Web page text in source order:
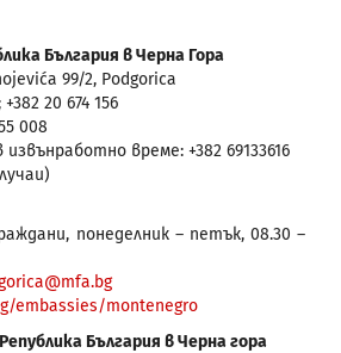
България в Черна Гора
99/2, Podgorica
20 674 156
008
време: +382 69133616
понеделник – петък, 08.30 –
embassies/montenegro
България в Черна гора